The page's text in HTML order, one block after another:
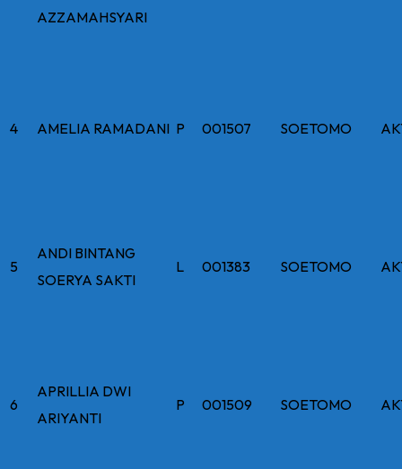
AZZAMAHSYARI
4 AMELIA RAMADANI P 001507 SOETOMO
5
ANDI BINTANG
SOERYA SAKTI
L 001383 SOETOMO
6
APRILLIA DWI
ARIYANTI
P 001509 SOETOMO